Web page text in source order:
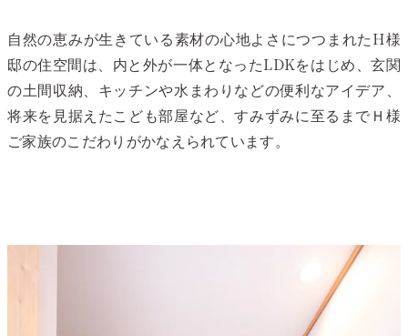
自然の恵みが生きている素材の心地よさにつつまれたH様
邸の住空間は、内と外が一体となったLDKをはじめ、玄関
の土間収納、キッチンや水まわりなどの便利なアイデア、
将来を見据えたこども部屋など、すみずみに至るまでＨ様
ご家族のこだわりがかなえられています。